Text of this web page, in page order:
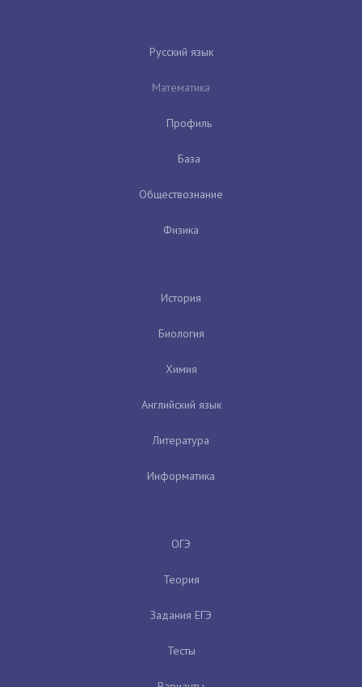
Русский язык
Математика
Профиль
База
Обществознание
Физика
История
Биология
Химия
Английский язык
Литература
Информатика
ОГЭ
Теория
Задания ЕГЭ
Тесты